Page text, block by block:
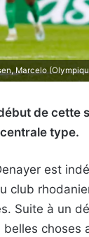
Marcelo
de cette
type.
est
club
Suite à un
belles choses